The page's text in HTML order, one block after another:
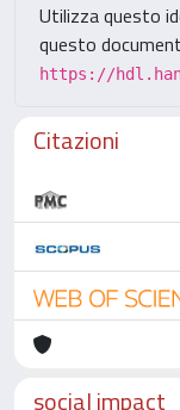
Utilizza questo
questo
https://
Citazioni
social impact